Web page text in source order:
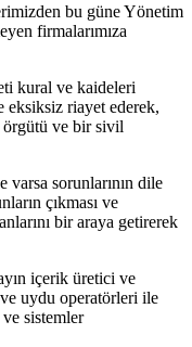
bu güne Yönetim
firmalarımıza
kural ve kaideleri
eksiksiz riayet ederek,
örgütü ve bir sivil
varsa sorunlarının dile
çıkması ve
bir araya getirerek
içerik üretici ve
uydu operatörleri ile
sistemler